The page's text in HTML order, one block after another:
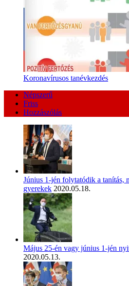
Koronavírusos tanévkezdés
Népszerű
Friss
Hozzászólás
Június 1-jén folytatódik a tanítás,
gyerekek 2020.05.18.
Május 25-én vagy június 1-jén
2020.05.13.